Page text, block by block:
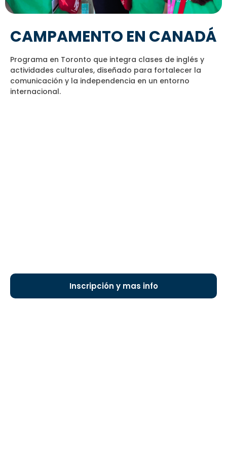
CAMPAMENTO EN CANADÁ
Programa en Toronto que integra clases de inglés y
actividades culturales, diseñado para fortalecer la
comunicación y la independencia en un entorno
internacional.
Inscripción y mas info